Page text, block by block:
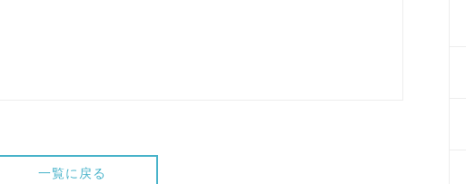
一覧に戻る